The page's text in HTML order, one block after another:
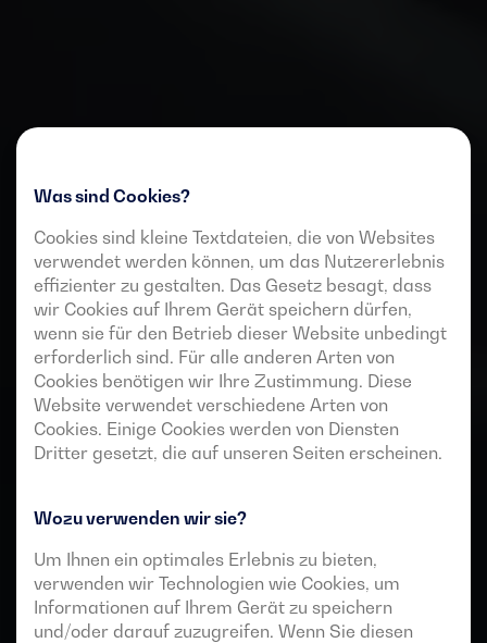
Was sind Cookies?
Cookies sind kleine Textdateien, die von Websites
verwendet werden können, um das Nutzererlebnis
effizienter zu gestalten. Das Gesetz besagt, dass
wir Cookies auf Ihrem Gerät speichern dürfen,
wenn sie für den Betrieb dieser Website unbedingt
erforderlich sind. Für alle anderen Arten von
Cookies benötigen wir Ihre Zustimmung. Diese
Website verwendet verschiedene Arten von
Cookies. Einige Cookies werden von Diensten
Dritter gesetzt, die auf unseren Seiten erscheinen.
Wozu verwenden wir sie?
Um Ihnen ein optimales Erlebnis zu bieten,
verwenden wir Technologien wie Cookies, um
Informationen auf Ihrem Gerät zu speichern
und/oder darauf zuzugreifen. Wenn Sie diesen